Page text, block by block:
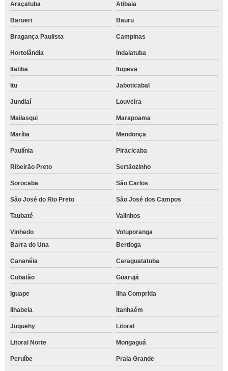
Araçatuba Atibaia
Barueri Bauru
Bragança Paulista Campinas
Hortolândia Indaiatuba
Itatiba Itupeva
Itu Jaboticabal
Jundiaí Louveira
Mailasqui Marapoama
Marília Mendonça
Paulínia Piracicaba
Ribeirão Preto Sertãozinho
Sorocaba São Carlos
São José do Rio Preto São José dos Campos
Taubaté Valinhos
Vinhedo
Votuporanga
Barra do Una
Bertioga
Cananéia Caraguatatuba
Cubatão Guarujá
Iguape Ilha Comprida
Ilhabela Itanhaém
Juquehy Litoral
Litoral Norte Mongaguá
Peruíbe Praia Grande